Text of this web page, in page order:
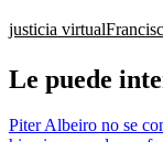
justicia virtual
Le puede
Piter Albeiro no se